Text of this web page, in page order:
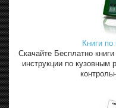
Книги
Скачайте Бесплатно
инструкции по